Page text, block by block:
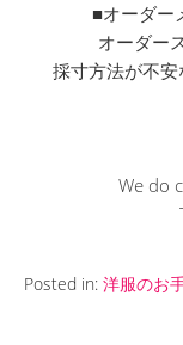
■オーダ
オーダー
採寸方法が不安
We do
Posted in: 洋服のお